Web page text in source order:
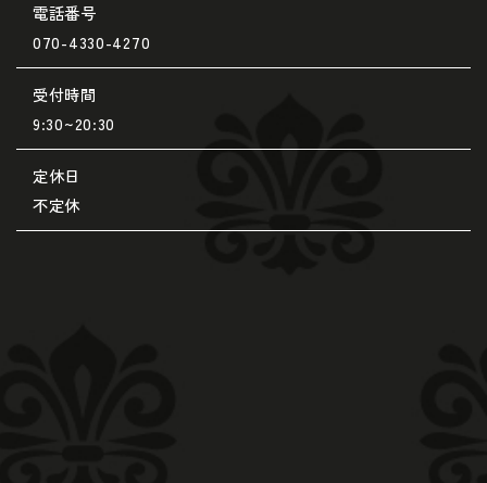
電話番号
070-4330-4270
受付時間
9:30~20:30
定休日
不定休